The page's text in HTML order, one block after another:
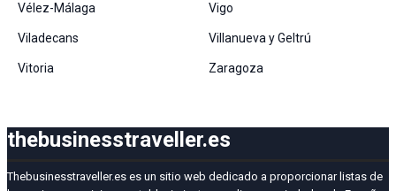
Vélez-Málaga Vigo
Viladecans Villanueva y Geltrú
Vitoria Zaragoza
thebusinesstraveller.es
Thebusinesstraveller.es es un sitio web dedicado a proporcionar listas de